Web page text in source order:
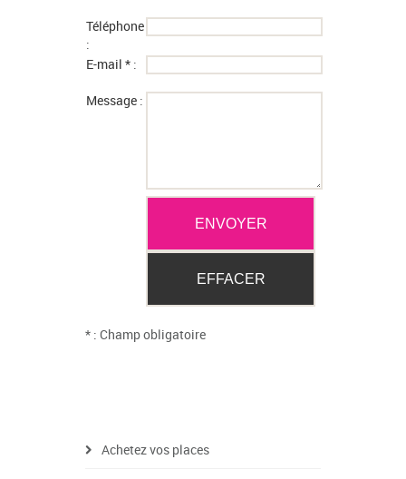
Téléphone
:
E-mail * :
Message :
* : Champ obligatoire
Achetez vos places